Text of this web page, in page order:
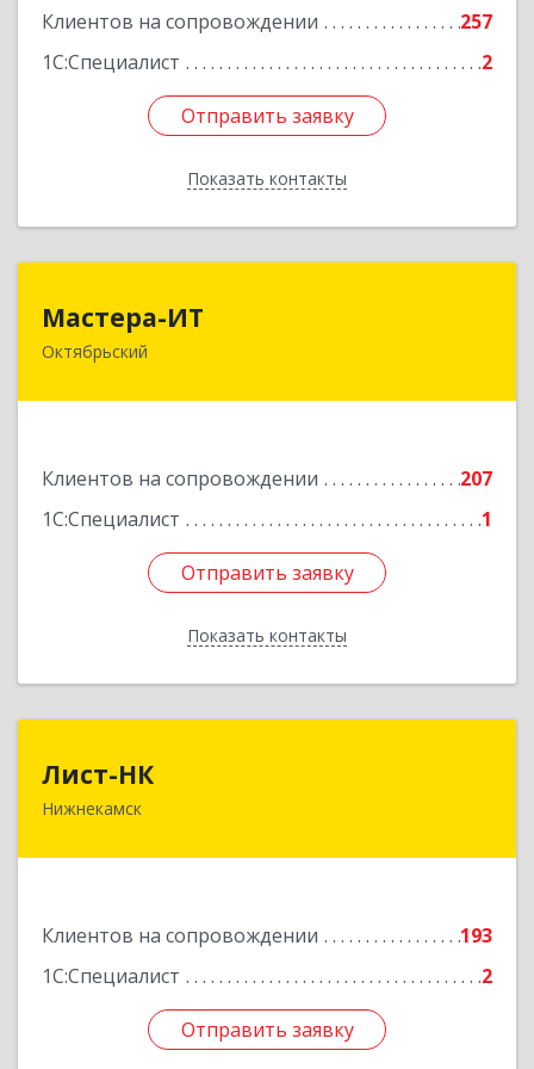
Клиентов на сопровождении
257
1С:Специалист
2
Отправить заявку
Показать контакты
Отправить заявку
Назад
Мастера-ИТ
Октябрьский
Клиентов на сопровождении
207
1С:Специалист
1
Отправить заявку
Показать контакты
452607, Башкортостан Респ, Октябрьский г,
Отправить заявку
Назад
Лист-НК
Нижнекамск
Клиентов на сопровождении
193
1С:Специалист
2
Отправить заявку
423585, Татарстан Респ, Нижнекамский р-н,
Отправить заявку